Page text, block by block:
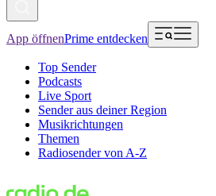
App öffnenPrime entdecken
Top Sender
Podcasts
Live Sport
Sender aus deiner Region
Musikrichtungen
Themen
Radiosender von A-Z